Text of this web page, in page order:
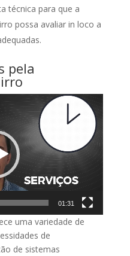
técnica para que a
possa avaliar in loco a
pela
01:31
uma variedade de
de
de sistemas